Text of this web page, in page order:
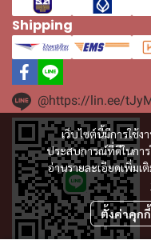
เว็บไซต์นี้มีการใช้
ประสบการณ์ที่ดีในการ
อ่านรายละเอียดเพิ่มเ
ตั้งค่าคุกกี้
Shipping
@https://lin.ee/